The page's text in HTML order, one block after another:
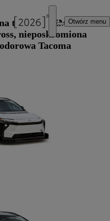
Otwórz menu
targach SEMA
nieposkromiona
Tacoma